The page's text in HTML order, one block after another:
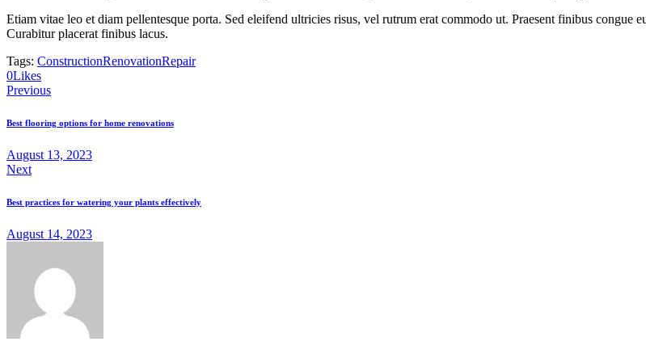
Etiam vitae leo et diam pellentesque porta. Sed eleifend ultricies risus, vel rutrum erat commodo ut. Praesent finibus congue
Curabitur placerat finibus lacus.
Tags: ConstructionRenovationRepair
0LikesCopy
URL
clipboard
Post
navigation
Previous
Best flooring options for home renovations
August 13, 2023
Next
Best practices for watering your plants effectively
August 14, 2023